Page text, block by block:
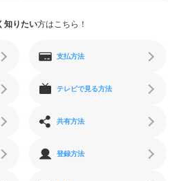
知りたい方はこちら！
支払方法
テレビで見る方法
共有方法
登録方法